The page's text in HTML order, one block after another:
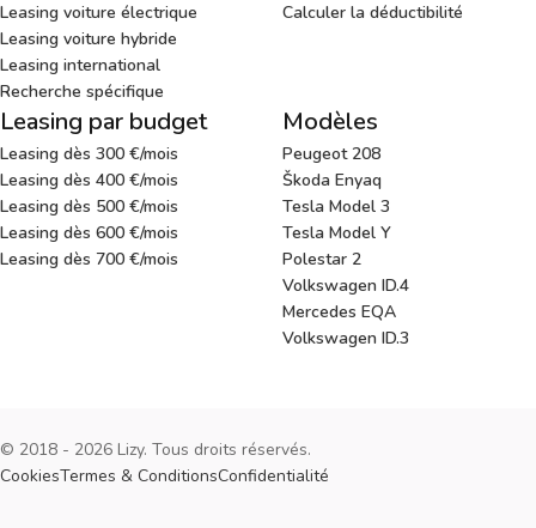
Leasing voiture électrique
Leasing voiture hybride
Leasing international
Recherche spécifique
Calculer la déductibilité
Leasing par budget
Leasing dès 300 €/mois
Leasing dès 400 €/mois
Leasing dès 500 €/mois
Leasing dès 600 €/mois
Leasing dès 700 €/mois
Modèles
Peugeot 208
Škoda Enyaq
Tesla Model 3
Tesla Model Y
Polestar 2
Volkswagen ID.4
Mercedes EQA
Volkswagen ID.3
© 2018 - 2026 Lizy. Tous droits réservés.
CookiesTermes & ConditionsConfidentialité